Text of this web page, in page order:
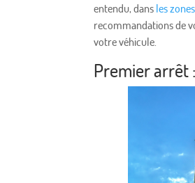
entendu, dans les
recommandations de
votre véhicule.
Premier arrêt